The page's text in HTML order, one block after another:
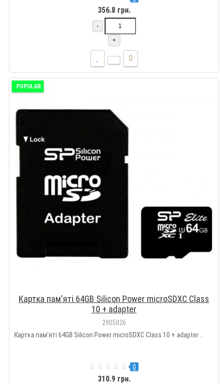
356.8 грн.
-
+
POPULAR
Картка пам'яті 64GB Silicon Power microSDXC Class
10 + adapter
2905026
Картка пам'яті 64GB Silicon Power microSDXC Class 10 + adapter ..
0
310.9 грн.